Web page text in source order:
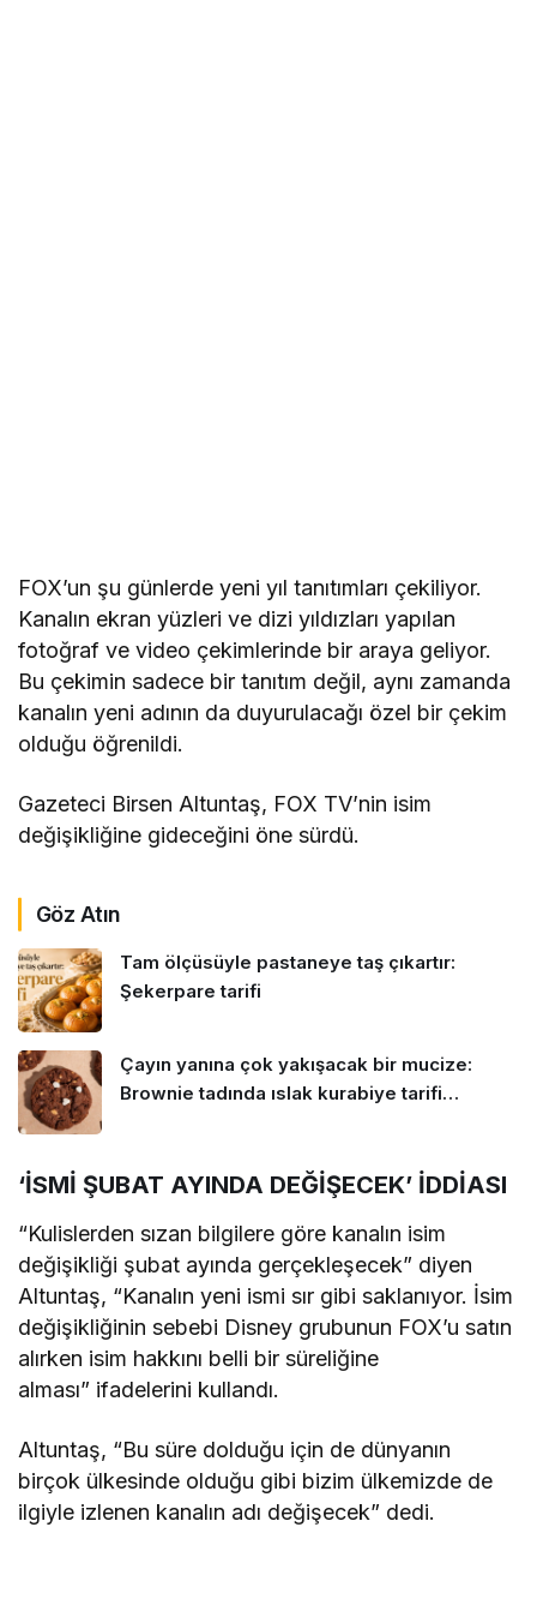
FOX’un şu günlerde yeni yıl tanıtımları çekiliyor.
Kanalın ekran yüzleri ve dizi yıldızları yapılan
fotoğraf ve video çekimlerinde bir araya geliyor.
Bu çekimin sadece bir tanıtım değil, aynı zamanda
kanalın yeni adının da duyurulacağı özel bir çekim
olduğu öğrenildi.
Gazeteci Birsen Altuntaş, FOX TV’nin isim
değişikliğine gideceğini öne sürdü.
Göz Atın
Tam ölçüsüyle pastaneye taş çıkartır:
Şekerpare tarifi
Çayın yanına çok yakışacak bir mucize:
Brownie tadında ıslak kurabiye tarifi…
‘İSMİ ŞUBAT AYINDA DEĞİŞECEK’ İDDİASI
“Kulislerden sızan bilgilere göre kanalın isim
değişikliği şubat ayında gerçekleşecek” diyen
Altuntaş, “Kanalın yeni ismi sır gibi saklanıyor. İsim
değişikliğinin sebebi Disney grubunun FOX’u satın
alırken isim hakkını belli bir süreliğine
alması” ifadelerini kullandı.
Altuntaş, “Bu süre dolduğu için de dünyanın
birçok ülkesinde olduğu gibi bizim ülkemizde de
ilgiyle izlenen kanalın adı değişecek” dedi.